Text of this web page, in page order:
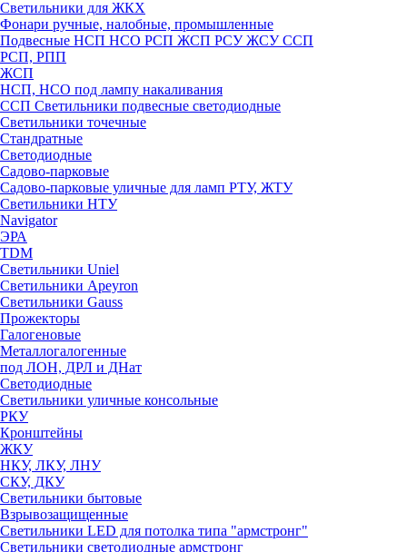
Светильники для ЖКХ
Фонари ручные, налобные, промышленные
Подвесные НСП НСО РСП ЖСП РСУ ЖСУ ССП
РСП, РПП
ЖСП
НСП, НСО под лампу накаливания
ССП Светильники подвесные светодиодные
Светильники точечные
Стандратные
Светодиодные
Садово-парковые
Садово-парковые уличные для ламп РТУ, ЖТУ
Светильники НТУ
Navigator
ЭРА
TDM
Светильники Uniel
Светильники Apeyron
Светильники Gauss
Прожекторы
Галогеновые
Металлогалогенные
под ЛОН, ДРЛ и ДНат
Светодиодные
Светильники уличные консольные
РКУ
Кронштейны
ЖКУ
НКУ, ЛКУ, ЛНУ
СКУ, ДКУ
Светильники бытовые
Взрывозащищенные
Светильники LED для потолка типа "армстронг"
Светильники светодиодные армстронг